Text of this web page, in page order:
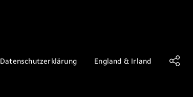
Datenschutzerklärung England & Irland